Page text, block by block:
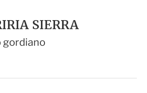
SIERRA
gordiano